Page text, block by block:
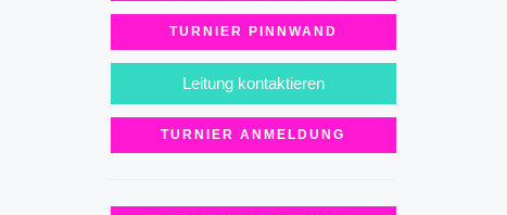
TURNIER PINNWAND
Leitung kontaktieren
TURNIER ANMELDUNG